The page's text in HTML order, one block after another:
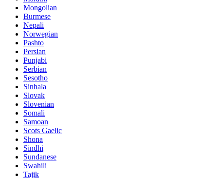
Mongolian
Burmese
Nepali
Norwegian
Pashto
Persian
Punjabi
Serbian
Sesotho
Sinhala
Slovak
Slovenian
Somali
Samoan
Scots Gaelic
Shona
Sindhi
Sundanese
Swahili
Tajik